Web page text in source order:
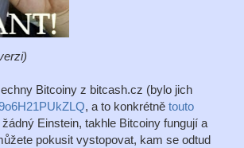
Bitcoiny z bitcash.cz (bylo jich
, a to konkrétně touto
Einstein, takhle Bitcoiny fungují a
pokusit vystopovat, kam se odtud